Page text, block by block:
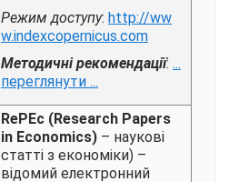
Режим доступу: http://ww
w.indexcopernicus.com
Методичні рекомендації: ...
переглянути ...
RePEc (Research Papers
in Economics) – наукові
статті з економіки) –
відомий електронний